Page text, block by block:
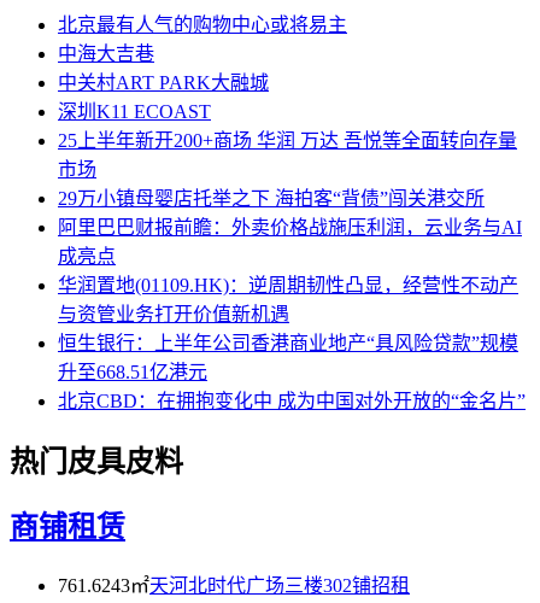
北京最有人气的购物中心或将易主
中海大吉巷
中关村ART PARK大融城
深圳K11 ECOAST
25上半年新开200+商场 华润 万达 吾悦等全面转向存量
市场
29万小镇母婴店托举之下 海拍客“背债”闯关港交所
阿里巴巴财报前瞻：外卖价格战施压利润，云业务与AI
成亮点
华润置地(01109.HK)：逆周期韧性凸显，经营性不动产
与资管业务打开价值新机遇
恒生银行：上半年公司香港商业地产“具风险贷款”规模
升至668.51亿港元
北京CBD：在拥抱变化中 成为中国对外开放的“金名片”
热门皮具皮料
商铺租赁
761.6243㎡天河北时代广场三楼302铺招租